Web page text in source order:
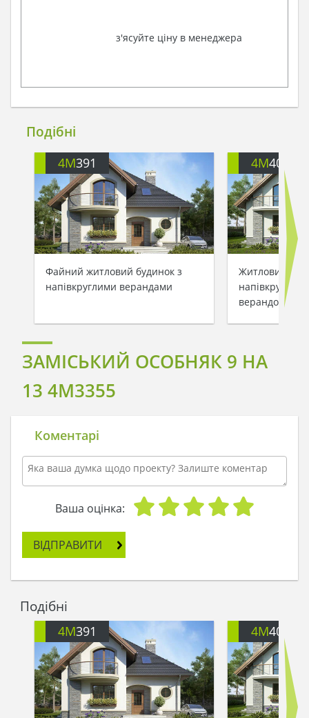
з'ясуйте ціну в менеджера
Подібні
4M391
Файний житловий будинок з
напівкруглими верандами
4M401
Житловий
верандою
ЗАМІСЬКИЙ ОСОБНЯК 9 НА
13 4M3355
Коментарі
Ваша оцінка:
ВІДПРАВИТИ
Подібні
4M391 4M401